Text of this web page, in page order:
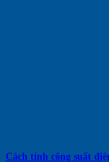
Cách tính công suất